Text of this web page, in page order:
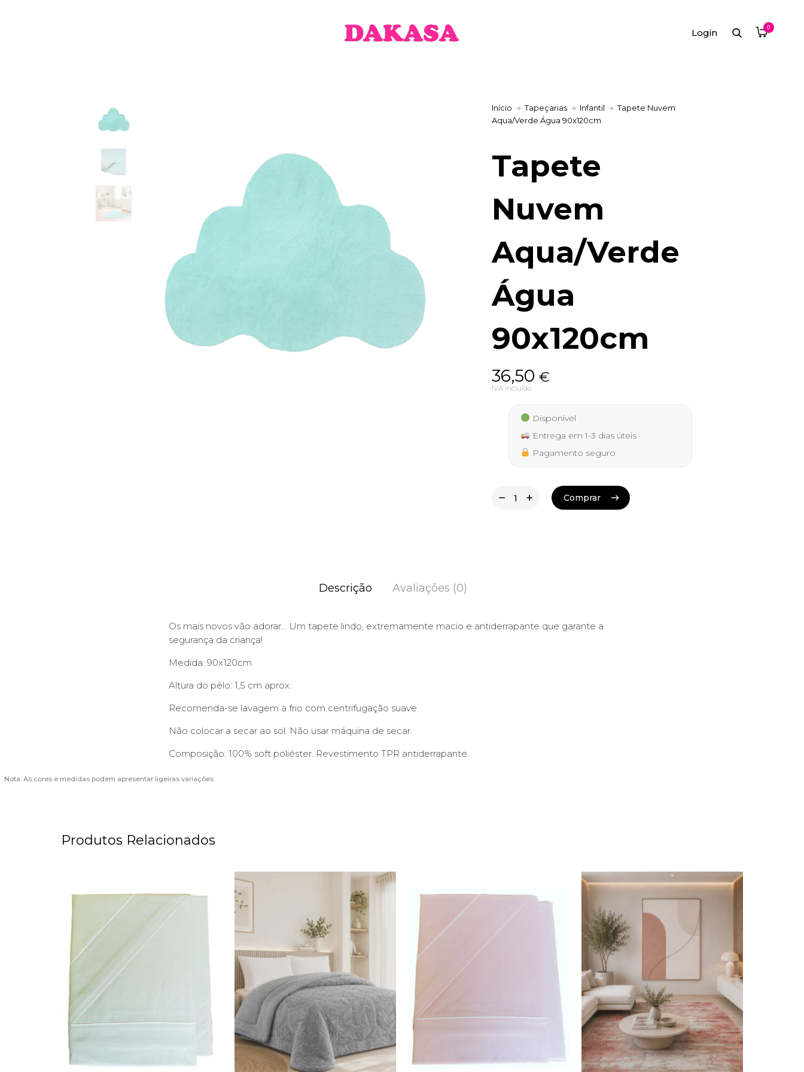
Login 0
Início Tapeçarias Infantil
Tapete Nuvem
Aqua/Verde Água 90x120cm
Tapete
Nuvem
Aqua/Verde
Água
90x120cm
36,50€
IVA incluído
Disponível
Entrega em 1-3 dias úteis
Pagamento seguro
Comprar
Comprar
Descrição Avaliações (0)
Os mais novos vão adorar… Um tapete lindo, extremamente macio e antiderrapante que garante a
segurança da criança!
Medida: 90x120cm
Altura do pêlo: 1,5 cm aprox.
Recomenda-se lavagem a frio com centrifugação suave.
Não colocar a secar ao sol. Não usar máquina de secar.
Composição: 100% soft poliéster. Revestimento TPR antiderrapante.
Nota: As cores e medidas podem apresentar ligeiras variações.
Produtos Relacionados